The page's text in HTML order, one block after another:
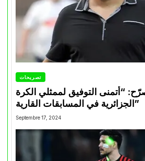
تصريحات
“أتمنى التوفيق لممثلي الكرة
الجزائرية في المسابقات القارية”
Septembre 17, 2024